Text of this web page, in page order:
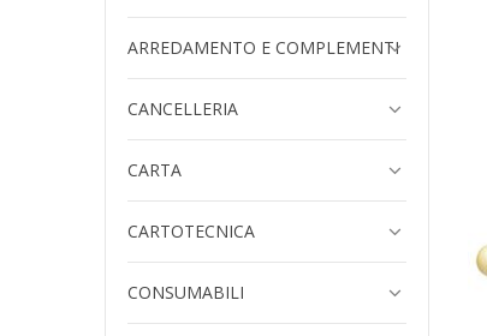
ARREDAMENTO E COMPLEMENTI
CANCELLERIA
CARTA
CARTOTECNICA
CONSUMABILI